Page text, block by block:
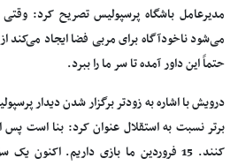
مدیرعامل باشگاه پرسپولیس تصریح کرد: وقتی
می‌شود ناخودآگاه برای مربی فضا ایجاد
حتماً این داور آمده تا سر ما را ببرد.
درویش با اشاره به زودتر برگزار شدن دیدار
برتر نسبت به استقلال عنوان کرد:‌ بنا است پس
کنند. 15 فروردین ما بازی داریم. اکنون